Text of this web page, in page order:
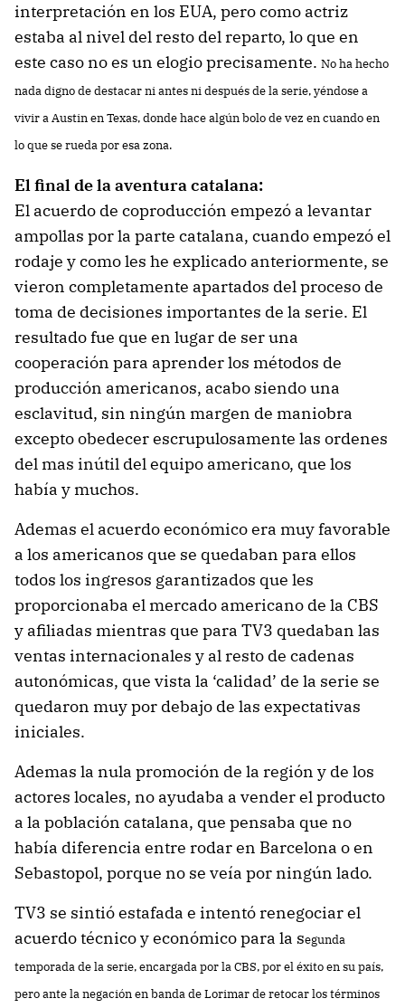
interpretación en los EUA, pero como actriz
estaba al nivel del resto del reparto, lo que en
este caso no es un elogio precisamente. No ha hecho
nada digno de destacar ni antes ni después de la serie, yéndose a
vivir a Austin en Texas, donde hace algún bolo de vez en cuando en
lo que se rueda por esa zona.
El final de la aventura catalana:
El acuerdo de coproducción empezó a levantar
ampollas por la parte catalana, cuando empezó el
rodaje y como les he explicado anteriormente, se
vieron completamente apartados del proceso de
toma de decisiones importantes de la serie. El
resultado fue que en lugar de ser una
cooperación para aprender los métodos de
producción americanos, acabo siendo una
esclavitud, sin ningún margen de maniobra
excepto obedecer escrupulosamente las ordenes
del mas inútil del equipo americano, que los
había y muchos.
Ademas el acuerdo económico era muy favorable
a los americanos que se quedaban para ellos
todos los ingresos garantizados que les
proporcionaba el mercado americano de la CBS
y afiliadas mientras que para TV3 quedaban las
ventas internacionales y al resto de cadenas
autonómicas, que vista la ‘calidad’ de la serie se
quedaron muy por debajo de las expectativas
iniciales.
Ademas la nula promoción de la región y de los
actores locales, no ayudaba a vender el producto
a la población catalana, que pensaba que no
había diferencia entre rodar en Barcelona o en
Sebastopol, porque no se veía por ningún lado.
TV3 se sintió estafada e intentó renegociar el
acuerdo técnico y económico para la segunda
temporada de la serie, encargada por la CBS, por el éxito en su país,
pero ante la negación en banda de Lorimar de retocar los términos